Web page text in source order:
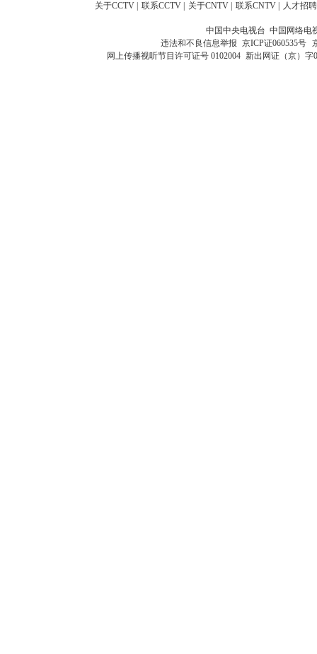
关于CCTV 联系CCTV 关于CNTV 联系CNTV 人才招聘
中国中央电视台 中国网络电
违法和不良信息举报 京ICP证060535号
网上传播视听节目许可证号 0102004 新出网证（京）